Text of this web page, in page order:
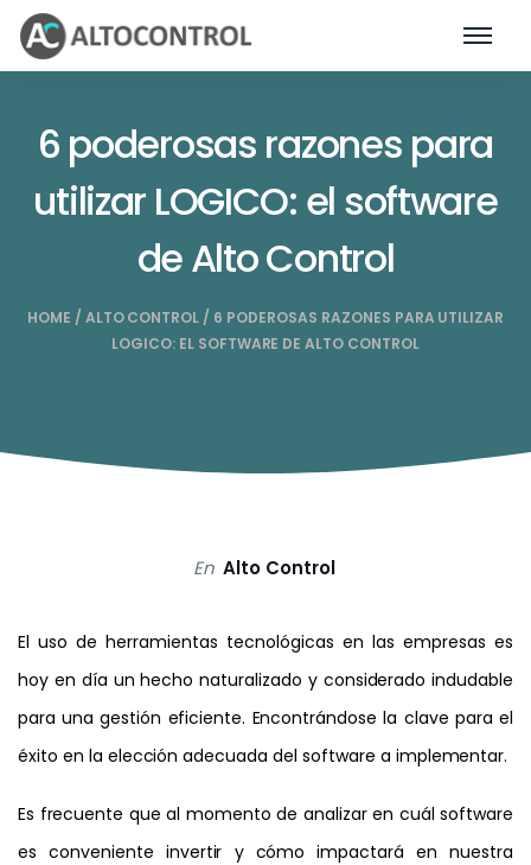
6 poderosas razones para
utilizar LOGICO: el software
de Alto Control
HOME / ALTO CONTROL / 6 PODEROSAS RAZONES PARA UTILIZAR
LOGICO: EL SOFTWARE DE ALTO CONTROL
en Alto Control
El uso de herramientas tecnológicas en las empresas es
hoy en día un hecho naturalizado y considerado indudable
para una gestión eficiente. Encontrándose la clave para el
éxito en la elección adecuada del software a implementar.
Es frecuente que al momento de analizar en cuál software
es conveniente invertir y cómo impactará en nuestra